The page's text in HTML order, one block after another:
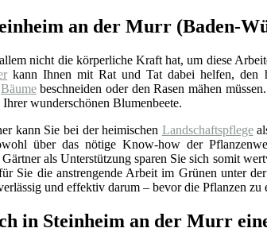
an der Murr (Baden-
nicht die körperliche Kraft hat, um diese
kann Ihnen mit Rat und Tat dabei helfen, den
Bäumebeschneiden oder den Rasen mähen
wunderschönen Blumenbeete.
kann Sie bei der heimischen Landschaftspflege
über das nötige Know-how der
als Unterstützung sparen Sie sich somit
Sie die anstrengende Arbeit im Grünen unter
und effektiv darum – bevor die Pflanzen
in Steinheim an der Murr